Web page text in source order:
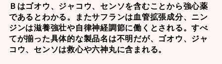
Ｂはゴオウ、 ジャコウ、 センソを含むことから強心薬
であるとわかる。またサフランは血管拡張成分、ニン
ジンは滋養強壮や自律神経調節に働くとされる。すべ
てが揃った具体的な製品名は不明だが、ゴオウ、ジャ
コウ、センソは救心や六神丸に含まれる。